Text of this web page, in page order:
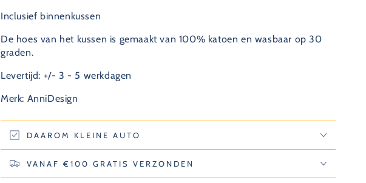
Inclusief binnenkussen
De hoes van het kussen is gemaakt van 100% katoen en wasbaar op 30
graden.
Levertijd: +/- 3 - 5 werkdagen
Merk: AnniDesign
DAAROM KLEINE AUTO
VANAF €100 GRATIS VERZONDEN